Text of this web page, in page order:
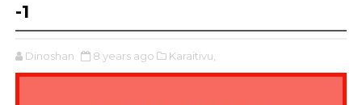
-1
Dinoshan 8 years ago Karaitivu,